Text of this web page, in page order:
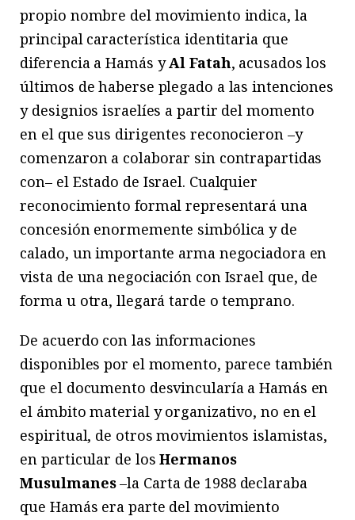
propio nombre del movimiento indica, la
principal característica identitaria que
diferencia a Hamás yAl Fatah, acusados los
últimos de haberse plegado a las intenciones
y designios israelíes a partir del momento
en el que sus dirigentes reconocieron –y
comenzaron a colaborar sin contrapartidas
con– el Estado de Israel. Cualquier
reconocimiento formal representará una
concesión enormemente simbólica y de
calado, un importante arma negociadora en
vista de una negociación con Israel que, de
forma u otra, llegará tarde o temprano.
De acuerdo con las informaciones
disponibles por el momento, parece también
que el documento desvincularía a Hamás en
el ámbito material y organizativo, no en el
espiritual, de otros movimientos islamistas,
en particular de losHermanos
Musulmanes–la Carta de 1988 declaraba
que Hamás era parte del movimiento